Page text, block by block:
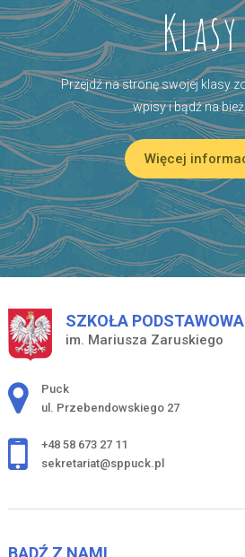
Klasy
Przejdź na stronę swojej klasy
wpisy i bądź na
Więcej
SZKOŁA PODSTAWOWA
im. Mariusza Zaruskiego
Adres pocztowy:
Puck
ul. Przebendowskiego 27
+48 58 673 27 11
sekretariat@sppuck.pl
BĄDŹ Z NAMI